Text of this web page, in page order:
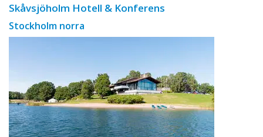
Skåvsjöholm Hotell & Konferens
Stockholm norra